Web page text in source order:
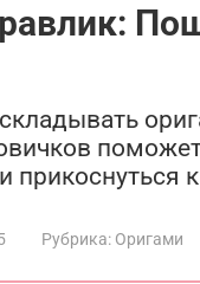
складывать
к
Рубрика: Оригами